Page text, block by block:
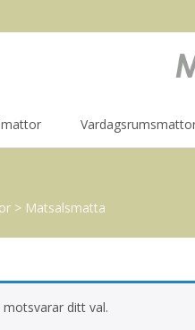
> Matsalsmatta
ditt val.